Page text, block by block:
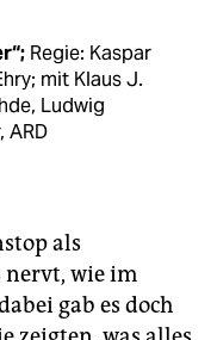
Regie: Kaspar
mit Klaus J.
Ludwig
ARD
als
nervt, wie im
gab es doch